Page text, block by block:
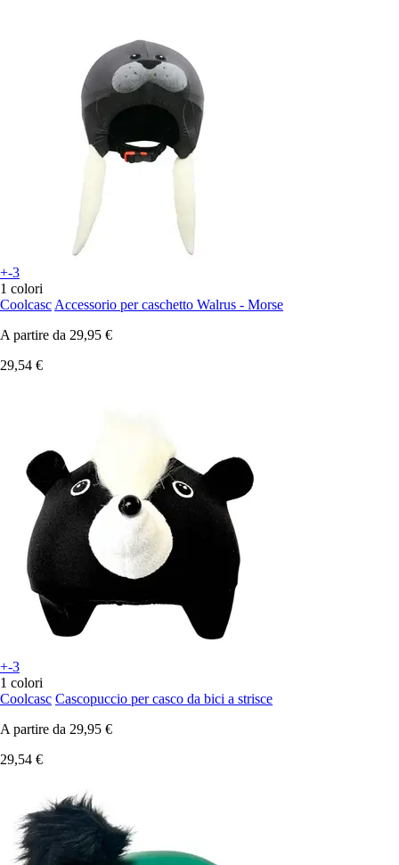
+-3
1 colori
Coolcasc Accessorio per caschetto Walrus - Morse
A partire da 29,95 €
29,54 €
+-3
1 colori
Coolcasc Cascopuccio per casco da bici a strisce
A partire da 29,95 €
29,54 €